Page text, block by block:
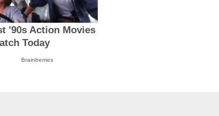
'90s Action Movies
Today
Brainberries